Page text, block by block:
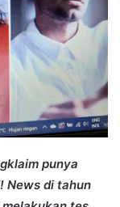
punya
News di tahun